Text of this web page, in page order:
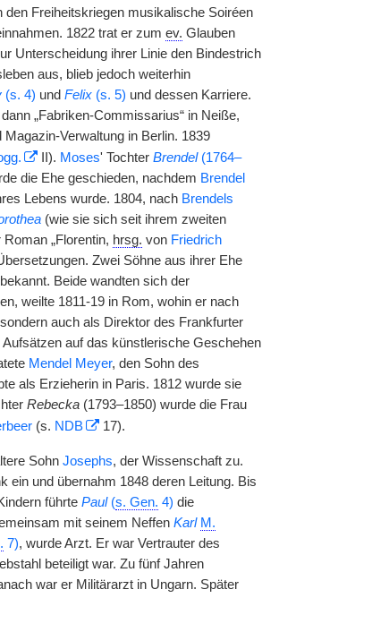
den Freiheitskriegen musikalische Soiréen
1822 trat er zum ev. Glauben
Unterscheidung ihrer Linie den Bindestrich
aus, blieb jedoch weiterhin
(s. 4) und Felix(s. 5) und dessen Karriere.
„Fabriken-Commissarius“ in Neiße,
Verwaltung in Berlin. 1839
II). Moses' Tochter Brendel(1764–
die Ehe geschieden, nachdem Brendel
Lebens wurde. 1804, nach Brendels
(wie sie sich seit ihrem zweiten
„Florentin, hrsg. von Friedrich
Zwei Söhne aus ihrer Ehe
Beide wandten sich der
weilte 1811-19 in Rom, wohin er nach
auch als Direktor des Frankfurter
auf das künstlerische Geschehen
Mendel Meyer, den Sohn des
als Erzieherin in Paris. 1812 wurde sie
Rebecka(1793–1850) wurde die Frau
(s. NDB 17).
Sohn Josephs, der Wissenschaft zu.
ein und übernahm 1848 deren Leitung. Bis
führte Paul(s. Gen. 4) die
mit seinem Neffen Karl M.
7), wurde Arzt. Er war Vertrauter des
beteiligt war. Zu fünf Jahren
war er Militärarzt in Ungarn. Später